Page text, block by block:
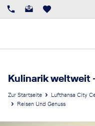
Kulinarik weltweit
Zur Startseite Lufthansa City
Reisen Und Genuss